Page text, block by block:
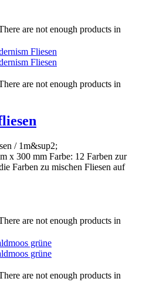
are not enough products in
are not enough products in
/ 1m&sup2;
x 300 mm Farbe: 12 Farben zur
Farben zu mischen Fliesen auf
are not enough products in
are not enough products in